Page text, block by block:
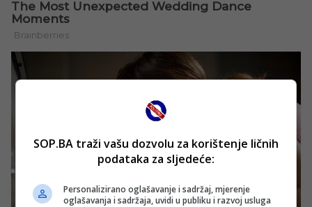
SOP.BA traži vašu dozvolu za korištenje ličnih
podataka za sljedeće:
Personalizirano oglašavanje i sadržaj, mjerenje
oglašavanja i sadržaja, uvidi u publiku i razvoj usluga